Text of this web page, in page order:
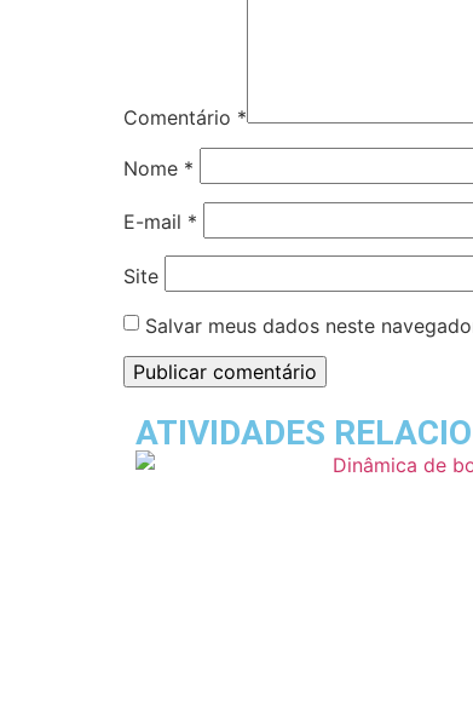
Comentário *
Nome *
E-mail *
Site
Salvar meus dados neste
ATIVIDADES